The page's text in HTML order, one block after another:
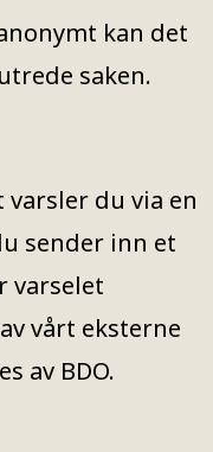
kan det
saken.
varsler du via en
sender inn et
varselet
vårt eksterne
av BDO.